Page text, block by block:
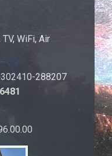
WiFi, Air
288207